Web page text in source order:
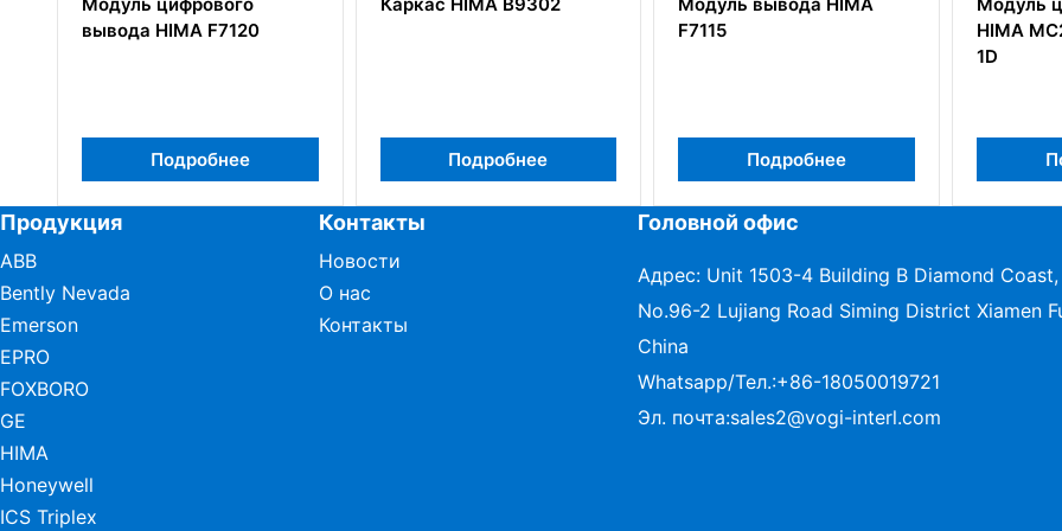
HIMA F7120
HIMA MC2-440-
Продукция
ABB
Bently Nevada
Emerson
EPRO
FOXBORO
GE
HIMA
Honeywell
ICS Triplex
Контакты
Новости
О нас
Контакты
Головной офис
Адрес: Unit 1503-4 Building B Diamond Coast,
No.96-2 Lujiang Road Siming District Xiamen
China
Whatsapp/Тел.:+86-18050019721
Эл. почта:sales2@vogi-interl.com